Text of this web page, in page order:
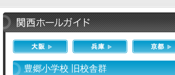
豊郷小学校 旧校舎群